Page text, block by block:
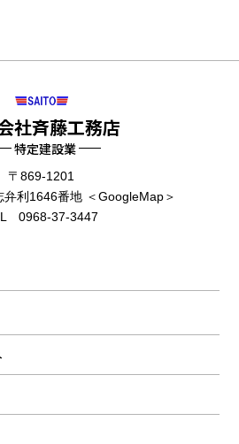
社斉藤工務店
特定建設業
〒869-1201
利1646番地 ＜GoogleMap＞
0968-37-3447